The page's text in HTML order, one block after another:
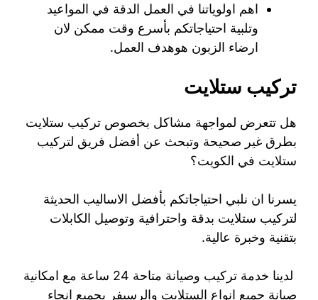
اهم اولوياتنا في العمل الدقة في المواعيد
وتلبية احتياجاتكم بأسرع وقت ممكن لان
ارضاء الزبون هوهدف العمل.
تركيب ستلايت
هل تتعرض لمواجهة مشاكل بخصوص تركيب ستلايت
بطرق غير صحيحة وتبحث عن أفضل فريق لتركيب
ستلايت في الكويت؟
يسرنا ان نلبي احتياجاتكم بأفضل الاساليب الحديثة
لتركيب ستلايت بدقة واحترافية وتوصيل الكابلات
بتقنية وخبرة عالية.
لدينا خدمة تركيب وصيانة متاحة 24 ساعة مع امكانية
صيانة جميع انواع الستلايت والرسيفر بجميع انحاء